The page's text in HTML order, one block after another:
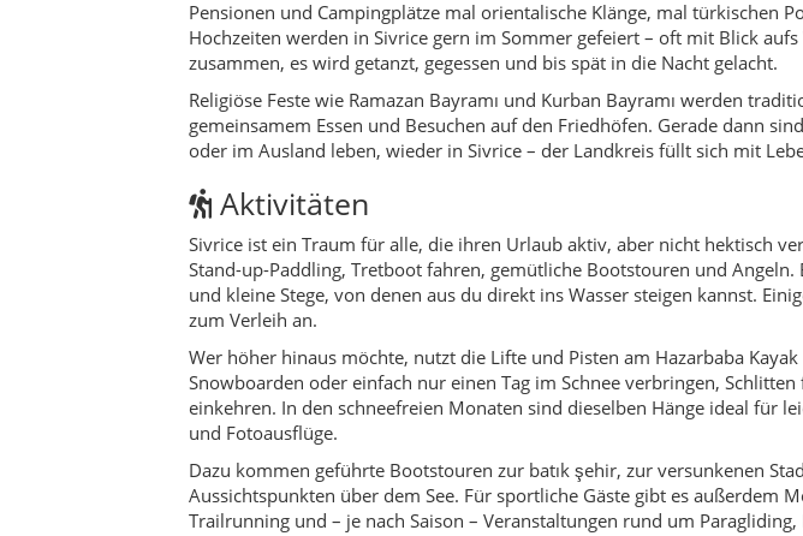
Wer höher hinaus möchte, nutzt die Lifte und Pisten am Hazarbaba
Snowboarden oder einfach nur einen Tag im Schnee verbringen,
einkehren. In den schneefreien Monaten sind dieselben Hänge ideal für
und Fotoausflüge.
Dazu kommen geführte Bootstouren zur batık şehir, zur versunkenen
Aussichtspunkten über dem See. Für sportliche Gäste gibt es außerdem
Reisetipps
Plane für Sivrice idealerweise mindestens zwei volle Tage ein – einen
„bergorientierten“ Tag am Hazarbaba. Wenn du im Sommer kommst,
Seezugang oder kurzer Gehdistanz zum Ufer zu wählen. Die Wege
oder die Handy-Lampe sind daher praktisch.
In der Hochsaison und an Wochenenden sind die beliebten Strände und
reist unter der Woche an oder weicht auf etwas abgelegenere Buchten
Möglichkeit Schneeketten im Gepäck sein, insbesondere wenn du zum
Bargeld ist immer noch wichtig – manche kleinen Lokale und Pensionen
Anbieter. Für Ausflüge nach Elazığ und Harput empfiehlt sich ein ganzer
Sonnenuntergang am See kombinieren kannst.